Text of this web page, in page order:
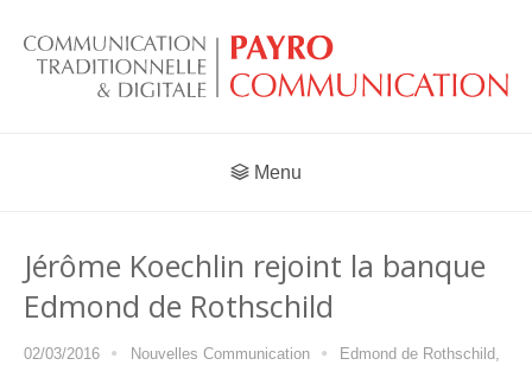
Menu
Jérôme Koechlin rejoint la banque
Edmond de Rothschild
02/03/2016 Nouvelles Communication Edmond de Rothschild